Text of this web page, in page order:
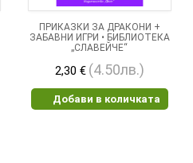
ПРИКАЗКИ ЗА ДРАКОНИ +
ЗАБАВНИ ИГРИ • БИБЛИОТЕКА
„СЛАВЕЙЧЕ“
2,30 € (4.50лв.)
Добави в количката